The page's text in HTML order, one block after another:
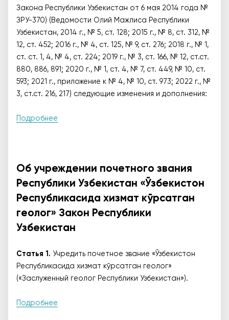
Закона Республики Узбекистан от 6 мая 2014 года №
ЗРУ-370) (Ведомости Олий Мажлиса Республики
Узбекистан, 2014 г., № 5, ст. 128; 2015 г., № 8, ст. 312, №
12, ст. 452; 2016 г., № 4, ст. 125, № 9, ст. 276; 2018 г., № 1,
ст. ст. 1, 4, № 4, ст. 224; 2019 г., № 3, ст. 166, № 12, ст.ст.
880, 886, 891; 2020 г., № 1, ст. 4, № 7, ст. 449, № 10, ст.
593; 2021 г., приложение к № 4, № 10, ст. 973; 2022 г., №
3, ст.ст. 216, 217) следующие изменения и дополнения:
Подробнее
Об учреждении почетного звания
Республики Узбекистан «Ўзбекистон
Республикасида хизмат кўрсатган
геолог» Закон Республики
Узбекистан
Статья 1. Учредить почетное звание «Ўзбекистон
Республикасида хизмат кўрсатган геолог»
(«Заслуженный геолог Республики Узбекистан»).
Подробнее